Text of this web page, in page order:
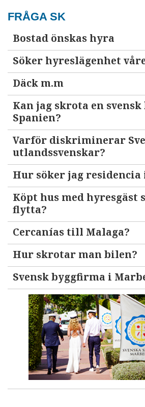
FRÅGA SK
Bostad önskas hyra
Söker hyreslägenhet
Däck m.m
Kan jag skrota en
Spanien?
Varför diskriminerar
utlandssvenskar?
Hur söker jag residencia
Köpt hus med hyresgäst
flytta?
Cercanías till Malaga?
Hur skrotar man bilen?
Svensk byggfirma i